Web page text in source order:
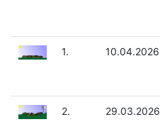
1. 10.04.2026
2. 29.03.2026